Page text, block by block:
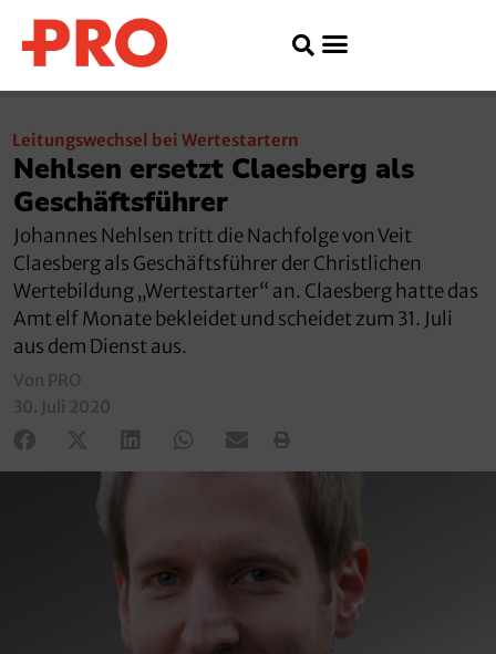
Leitungswechsel bei Wertestartern
Nehlsen ersetzt Claesberg als
Geschäftsführer
Johannes Nehlsen tritt die Nachfolge von Veit
Claesberg als Geschäftsführer der Christlichen
Wertebildung „Wertestarter“ an. Claesberg hatte das
Amt elf Monate bekleidet und scheidet zum 31. Juli
aus dem Dienst aus.
Von PRO
30. Juli 2020